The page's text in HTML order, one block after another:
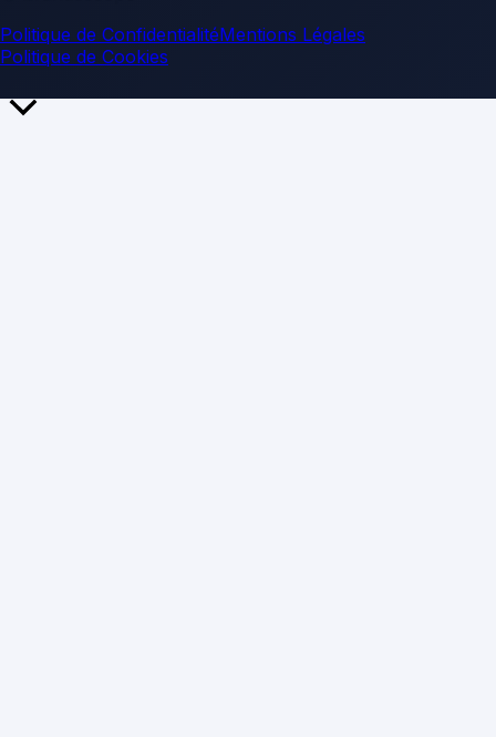
Politique de ConfidentialitéMentions Légales
Politique de Cookies